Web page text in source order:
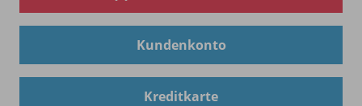
Kundenkonto
Kreditkarte